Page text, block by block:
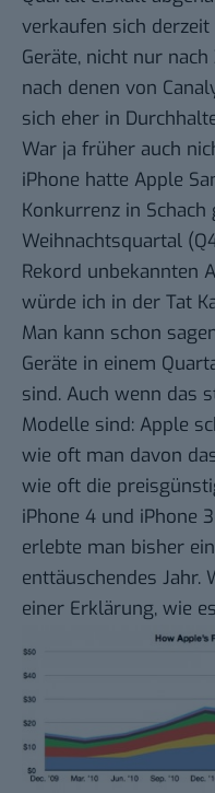
verkaufen sich
Geräte, nicht nur
nach denen von
sich eher in
War ja früher auch
iPhone hatte Apple
Konkurrenz in
Weihnachtsquartal
Rekord unbekannten
würde ich in der Tat
Man kann schon
Geräte in einem
sind. Auch wenn das
Modelle sind: Apple
wie oft man davon
wie oft die
iPhone 4 und iPhone
erlebte man bisher
enttäuschendes
einer Erklärung, wie